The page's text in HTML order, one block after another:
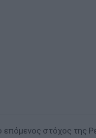
επόμενος στόχος της